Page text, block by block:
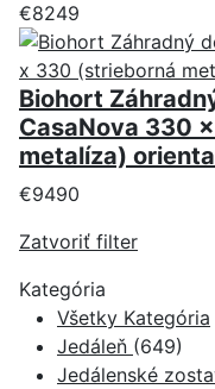
Zatvoriť filter
Kategória
Všetky Kategória
Jedáleň (649)
Jedálenské
€8249
Biohort
CasaNova 330
metalíza)
€9490